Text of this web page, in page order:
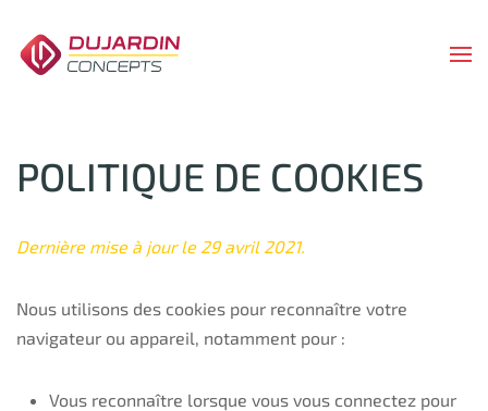
Skip
POLITIQUE DE COOKIES
Dernière mise à jour le 29 avril 2021.
Nous utilisons des cookies pour reconnaître votre
navigateur ou appareil, notamment pour :
Vous reconnaître lorsque vous vous connectez pour